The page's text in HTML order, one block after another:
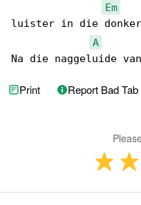
Em
luister in die
A
Na die naggeluide
Print Report Bad Tab